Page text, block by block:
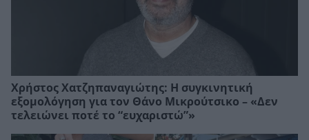
Χρήστος Χατζηπαναγιώτης: Η συγκινητική
εξομολόγηση για τον Θάνο Μικρούτσικο – «Δεν
τελειώνει ποτέ το “ευχαριστώ”»